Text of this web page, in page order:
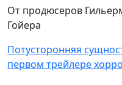
От продюсеров
Гойера
Потусторонняя
первом трейлере